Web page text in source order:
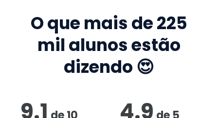
O que mais de225
mil alunos estão
dizendo 😍
9.1 4.9